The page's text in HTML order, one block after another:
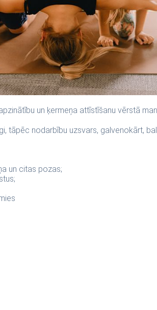
un ķermeņa attīstīšanu vērstā
tāpēc nodarbību uzsvars, galvenokārt,
un citas pozas;